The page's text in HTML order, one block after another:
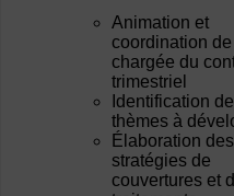
Animation et
coordination de
chargée du
trimestriel
Identification
thèmes à
Élaboration des
stratégies de
couvertures et